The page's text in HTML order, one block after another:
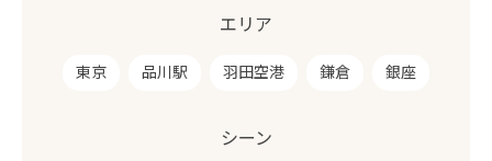
エリア
東京 品川駅 羽田空港 鎌倉 銀座
シーン